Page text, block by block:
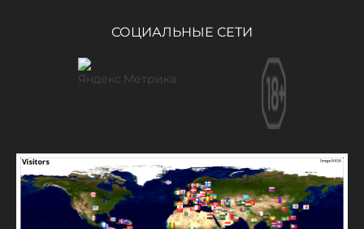
СОЦИАЛЬНЫЕ СЕТИ